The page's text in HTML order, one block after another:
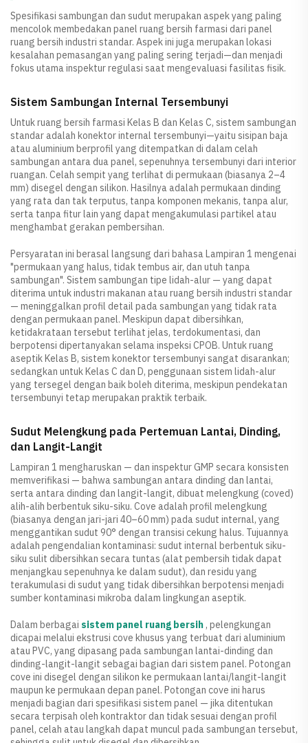
Spesifikasi sambungan dan sudut merupakan aspek yang paling
mencolok membedakan panel ruang bersih farmasi dari panel
ruang bersih industri standar. Aspek ini juga merupakan lokasi
kesalahan pemasangan yang paling sering terjadi—dan menjadi
fokus utama inspektur regulasi saat mengevaluasi fasilitas fisik.
Sistem Sambungan Internal Tersembunyi
Untuk ruang bersih farmasi Kelas B dan Kelas C, sistem sambungan
standar adalah konektor internal tersembunyi—yaitu sisipan baja
atau aluminium berprofil yang ditempatkan di dalam celah
sambungan antara dua panel, sepenuhnya tersembunyi dari interior
ruangan. Celah sempit yang terlihat di permukaan (biasanya 2–4
mm) disegel dengan silikon. Hasilnya adalah permukaan dinding
yang rata dan tak terputus, tanpa komponen mekanis, tanpa alur,
serta tanpa fitur lain yang dapat mengakumulasi partikel atau
menghambat gerakan pembersihan.
Persyaratan ini berasal langsung dari bahasa Lampiran 1 mengenai
"permukaan yang halus, tidak tembus air, dan utuh tanpa
sambungan". Sistem sambungan tipe lidah-alur — yang dapat
diterima untuk industri makanan atau ruang bersih industri standar
— meninggalkan profil detail pada sambungan yang tidak rata
dengan permukaan panel. Meskipun dapat dibersihkan,
ketidakrataan tersebut terlihat jelas, terdokumentasi, dan
berpotensi dipertanyakan selama inspeksi CPOB. Untuk ruang
aseptik Kelas B, sistem konektor tersembunyi sangat disarankan;
sedangkan untuk Kelas C dan D, penggunaan sistem lidah-alur
yang tersegel dengan baik boleh diterima, meskipun pendekatan
tersembunyi tetap merupakan praktik terbaik.
Sudut Melengkung pada Pertemuan Lantai, Dinding,
dan Langit-Langit
Lampiran 1 mengharuskan — dan inspektur GMP secara konsisten
memverifikasi — bahwa sambungan antara dinding dan lantai,
serta antara dinding dan langit-langit, dibuat melengkung (coved)
alih-alih berbentuk siku-siku. Cove adalah profil melengkung
(biasanya dengan jari-jari 40–60 mm) pada sudut internal, yang
menggantikan sudut 90° dengan transisi cekung halus. Tujuannya
adalah pengendalian kontaminasi: sudut internal berbentuk siku-
siku sulit dibersihkan secara tuntas (alat pembersih tidak dapat
menjangkau sepenuhnya ke dalam sudut), dan residu yang
terakumulasi di sudut yang tidak dibersihkan berpotensi menjadi
sumber kontaminasi mikroba dalam lingkungan aseptik.
Dalam berbagai sistem panel ruang bersih , pelengkungan
dicapai melalui ekstrusi cove khusus yang terbuat dari aluminium
atau PVC, yang dipasang pada sambungan lantai-dinding dan
dinding-langit-langit sebagai bagian dari sistem panel. Potongan
cove ini disegel dengan silikon ke permukaan lantai/langit-langit
maupun ke permukaan depan panel. Potongan cove ini harus
menjadi bagian dari spesifikasi sistem panel — jika ditentukan
secara terpisah oleh kontraktor dan tidak sesuai dengan profil
panel, celah atau langkah dapat muncul pada sambungan tersebut,